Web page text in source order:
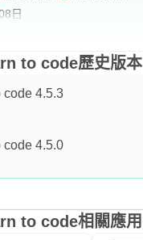
日
to code歷史版本
code 4.5.3
code 4.5.0
to code相關應用